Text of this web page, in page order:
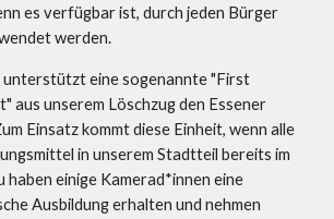
es verfügbar ist, durch jeden Bürger
werden.
unterstützt eine sogenannte "First
aus unserem Löschzug den Essener
Einsatz kommt diese Einheit, wenn alle
in unserem Stadtteil bereits im
haben einige Kamerad*innen eine
Ausbildung erhalten und nehmen